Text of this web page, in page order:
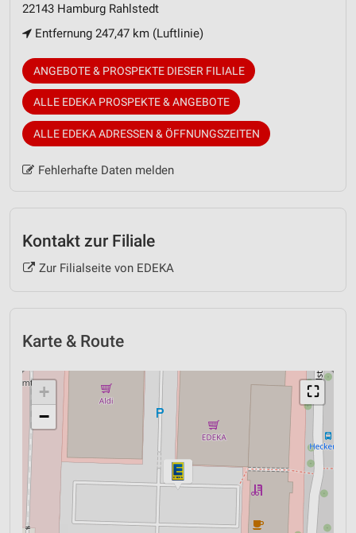
22143 Hamburg Rahlstedt
Entfernung 247,47 km (Luftlinie)
ANGEBOTE & PROSPEKTE DIESER FILIALE
ALLE EDEKA PROSPEKTE & ANGEBOTE
ALLE EDEKA ADRESSEN & ÖFFNUNGSZEITEN
Fehlerhafte Daten melden
Kontakt zur Filiale
Zur Filialseite von EDEKA
Karte & Route
⛶
+
−